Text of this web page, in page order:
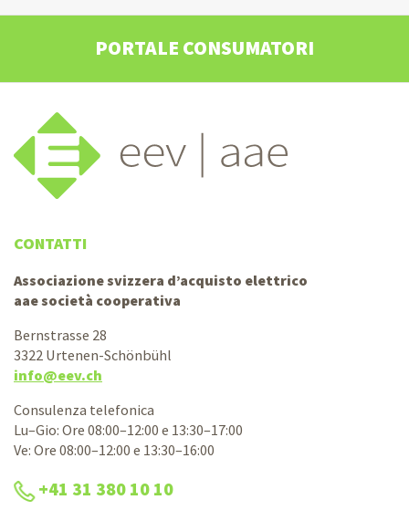
PORTALE CONSUMATORI
CONTATTI
Associazione svizzera d’acquisto elettrico
aae società cooperativa
Bernstrasse 28
3322 Urtenen-Schönbühl
info@eev.ch
Consulenza telefonica
Lu–Gio: Ore 08:00–12:00 e 13:30–17:00
Ve: Ore 08:00–12:00 e 13:30–16:00
+41 31 380 10 10